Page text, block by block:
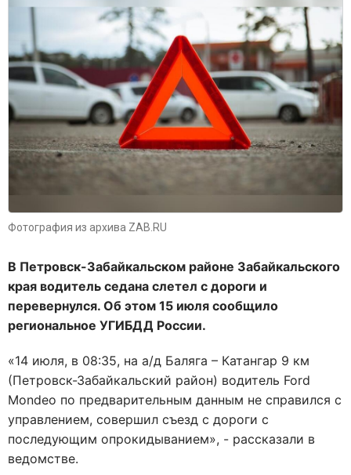
Фотография из архива ZAB.RU
В Петровск-Забайкальском районе Забайкальского
края водитель седана слетел с дороги и
перевернулся. Об этом 15 июля сообщило
региональное УГИБДД России.
«14 июля, в 08:35, на а/д Баляга – Катангар 9 км
(Петровск-Забайкальский район) водитель Ford
Mondeo по предварительным данным не справился с
управлением, совершил съезд с дороги с
последующим опрокидыванием», - рассказали в
ведомстве.